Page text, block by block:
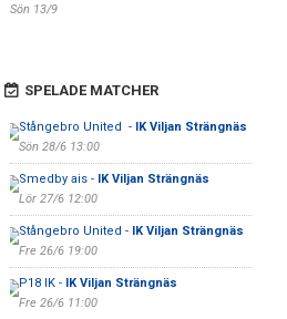
Sön 13/9
SPELADE MATCHER
Stångebro United - IK Viljan Strängnäs
Sön 28/6 13:00
Smedby ais - IK Viljan Strängnäs
Lör 27/6 12:00
Stångebro United - IK Viljan Strängnäs
Fre 26/6 19:00
P18 IK - IK Viljan Strängnäs
Fre 26/6 11:00